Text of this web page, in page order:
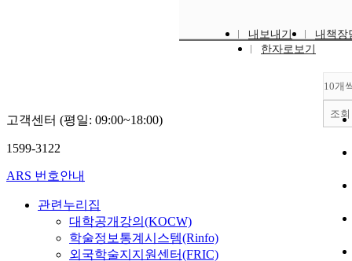
내보내기
내책장
한자로보기
10개
조회
고객센터 (평일: 09:00~18:00)
1599-3122
ARS 번호안내
관련누리집
대학공개강의(KOCW)
학술정보통계시스템(Rinfo)
외국학술지지원센터(FRIC)